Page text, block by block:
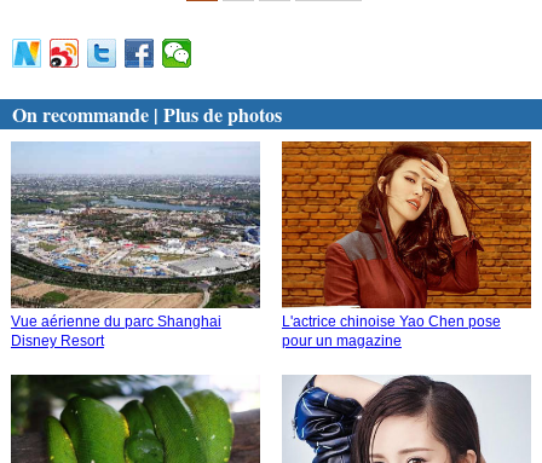
On recommande | Plus de photos
Vue aérienne du parc Shanghai
Disney Resort
L'actrice chinoise Yao Chen pose
pour un magazine